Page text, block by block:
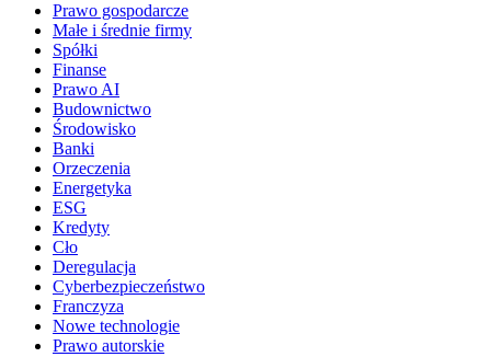
Prawo gospodarcze
Małe i średnie firmy
Spółki
Finanse
Prawo AI
Budownictwo
Środowisko
Banki
Orzeczenia
Energetyka
ESG
Kredyty
Cło
Deregulacja
Cyberbezpieczeństwo
Franczyza
Nowe technologie
Prawo autorskie